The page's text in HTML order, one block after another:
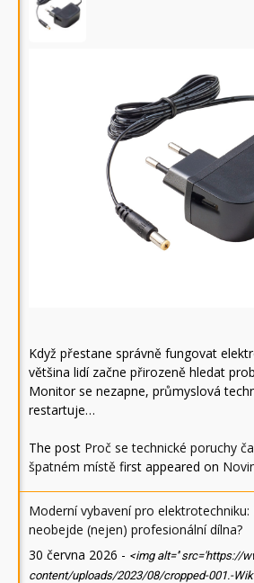
Když přestane správně fungovat
většina lidí začne přirozeně hledat
Monitor se nezapne, průmyslová
restartuje…
The post Proč se technické poruchy
špatném místě first appeared on
Moderní vybavení pro elektrotechniku:
neobejde (nejen) profesionální dílna?
30 června 2026 - <img alt='' src='https://
content/uploads/2023/08/cropped-001.-